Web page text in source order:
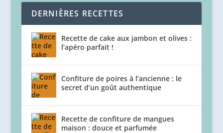
DERNIÈRES RECETTES
Recette de cake aux jambon et olives :
l’apéro parfait !
Confiture de poires à l’ancienne : le
secret d’un goût authentique
Recette de confiture de mangues
maison : douce et parfumée